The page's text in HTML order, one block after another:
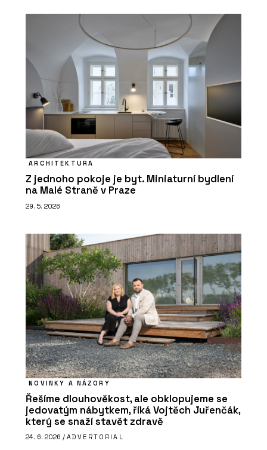
ARCHITEKTURA
Z jednoho pokoje je byt. Miniaturní bydlení
na Malé Straně v Praze
29. 5. 2026
NOVINKY A NÁZORY
Řešíme dlouhověkost, ale obklopujeme se
jedovatým nábytkem, říká Vojtěch Juřenčák,
který se snaží stavět zdravě
24. 6. 2026 / ADVERTORIAL